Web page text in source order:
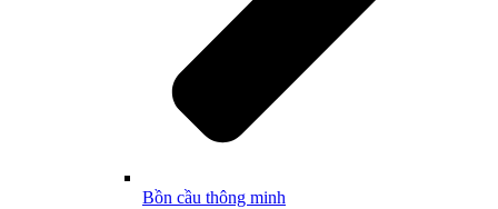
Bồn cầu thông minh